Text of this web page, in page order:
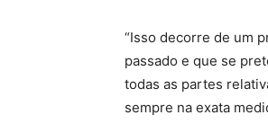
“Isso decorre de um
passado e que se
todas as partes
sempre na exata